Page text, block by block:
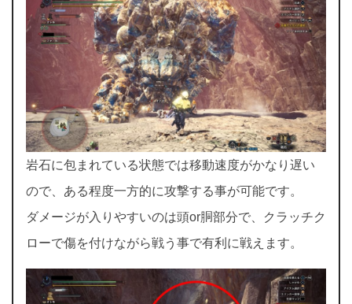
岩石に包まれている状態では移動速度がかなり遅い
ので、ある程度一方的に攻撃する事が可能です。
ダメージが入りやすいのは頭or胴部分で、クラッチク
ローで傷を付けながら戦う事で有利に戦えます。